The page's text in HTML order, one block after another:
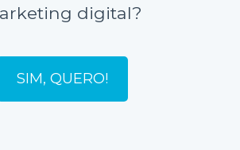
digital?
SIM, QUERO!